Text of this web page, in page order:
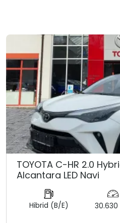
TOYOTA C-HR 2.0
Alcantara LED Navi
Hibrid (B/E)